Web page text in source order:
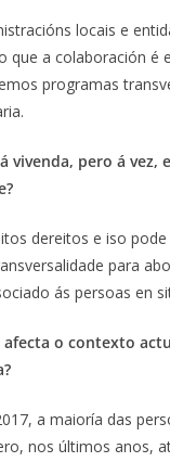
locais e
a colaboración é
programas
pero á vez,
dereitos e iso
para
ás persoas en
o contexto
a maioría das
nos últimos anos,